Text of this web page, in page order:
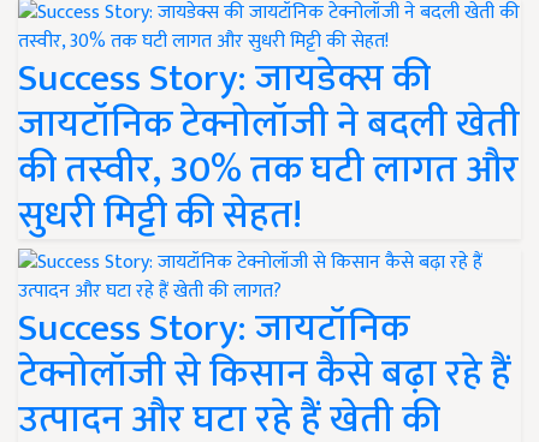
Success Story: जायडेक्स की
जायटॉनिक टेक्नोलॉजी ने बदली खेती
की तस्वीर, 30% तक घटी लागत और
सुधरी मिट्टी की सेहत!
Success Story: जायटॉनिक
टेक्नोलॉजी से किसान कैसे बढ़ा रहे हैं
उत्पादन और घटा रहे हैं खेती की